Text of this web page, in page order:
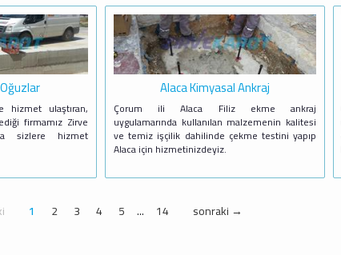
hizmet ulaştıran,
firmamız Zirve
sizlere hizmet
Alaca Kimyasal Ankraj
Çorum ili Alaca Filiz ekme ankraj
uygulamarında kullanılan malzemenin kalitesi
ve temiz işçilik dahilinde çekme testini yapıp
Alaca için hizmetinizdeyiz.
1 2 3 4 5 ... 14 sonraki →